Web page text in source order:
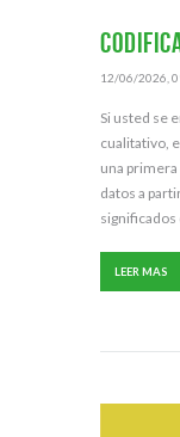
12/06/2026,
Si usted se
cualitativo,
una
datos a
significados
LEER MAS